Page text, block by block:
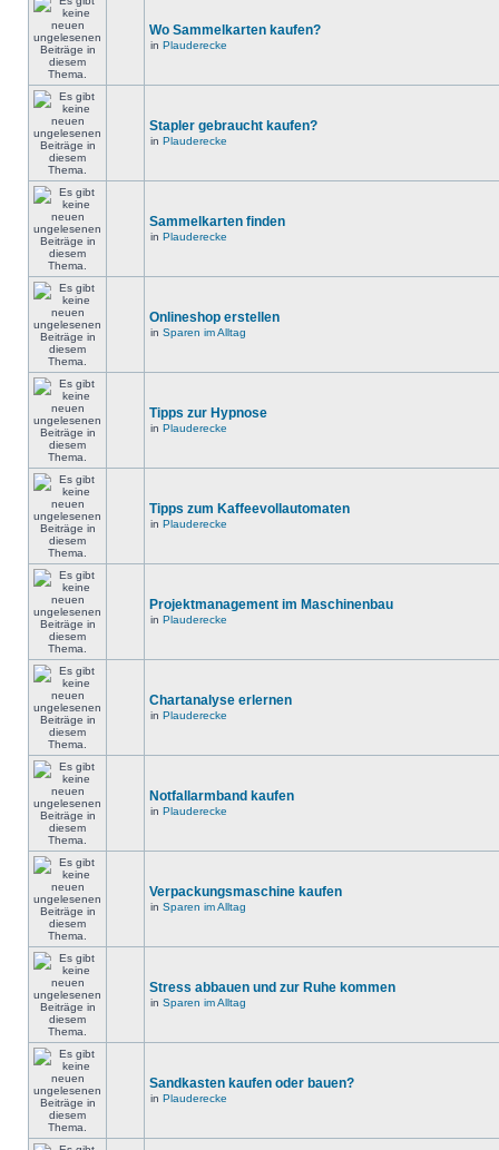
Wo Sammelkarten kaufen?
in Plauderecke
Stapler gebraucht kaufen?
in Plauderecke
Sammelkarten finden
in Plauderecke
Onlineshop erstellen
in Sparen im Alltag
Tipps zur Hypnose
in Plauderecke
Tipps zum Kaffeevollautomaten
in Plauderecke
Projektmanagement im Maschinenbau
in Plauderecke
Chartanalyse erlernen
in Plauderecke
Notfallarmband kaufen
in Plauderecke
Verpackungsmaschine kaufen
in Sparen im Alltag
Stress abbauen und zur Ruhe kommen
in Sparen im Alltag
Sandkasten kaufen oder bauen?
in Plauderecke